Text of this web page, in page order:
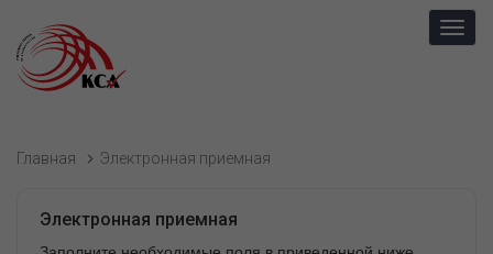
Главная Электронная приемная
Электронная приемная